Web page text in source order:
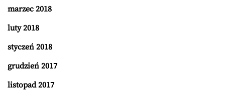
marzec 2018
luty 2018
styczeń 2018
grudzień 2017
listopad 2017